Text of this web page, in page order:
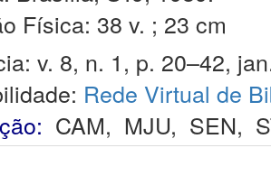
Física: 38 v. ; 23 cm
v. 8, n. 1, p. 20–42,
Rede Virtual de
CAM, MJU, SEN,